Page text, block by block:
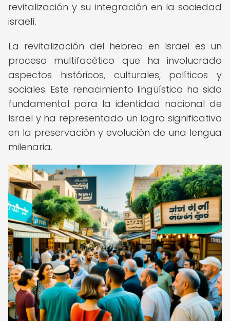
revitalización y su integración en la sociedad
israelí.
La revitalización del hebreo en Israel es un
proceso multifacético que ha involucrado
aspectos históricos, culturales, políticos y
sociales. Este renacimiento lingüístico ha sido
fundamental para la identidad nacional de
Israel y ha representado un logro significativo
en la preservación y evolución de una lengua
milenaria.